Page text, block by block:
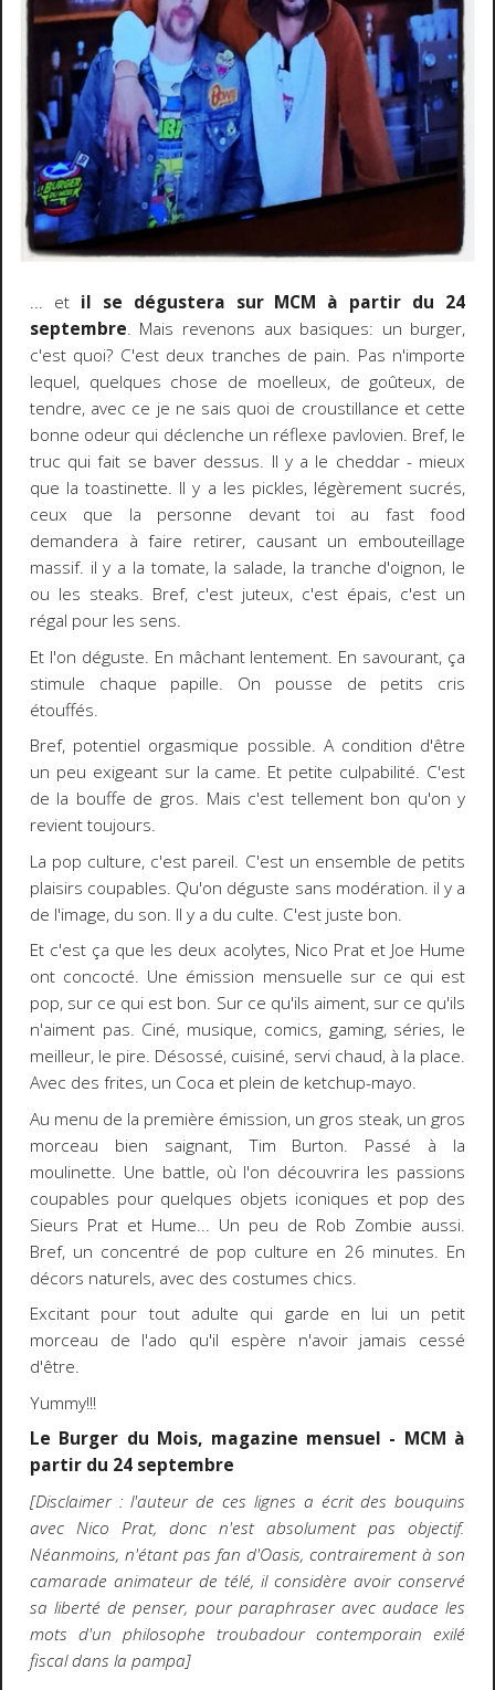
... et il se dégustera sur MCM à partir du 24
septembre. Mais revenons aux basiques: un burger,
c'est quoi? C'est deux tranches de pain. Pas n'importe
lequel, quelques chose de moelleux, de goûteux, de
tendre, avec ce je ne sais quoi de croustillance et cette
bonne odeur qui déclenche un réflexe pavlovien. Bref, le
truc qui fait se baver dessus. Il y a le cheddar - mieux
que la toastinette. Il y a les pickles, légèrement sucrés,
ceux que la personne devant toi au fast food
demandera à faire retirer, causant un embouteillage
massif. il y a la tomate, la salade, la tranche d'oignon, le
ou les steaks. Bref, c'est juteux, c'est épais, c'est un
régal pour les sens.
Et l'on déguste. En mâchant lentement. En savourant, ça
stimule chaque papille. On pousse de petits cris
étouffés.
Bref, potentiel orgasmique possible. A condition d'être
un peu exigeant sur la came. Et petite culpabilité. C'est
de la bouffe de gros. Mais c'est tellement bon qu'on y
revient toujours.
La pop culture, c'est pareil. C'est un ensemble de petits
plaisirs coupables. Qu'on déguste sans modération. il y a
de l'image, du son. Il y a du culte. C'est juste bon.
Et c'est ça que les deux acolytes, Nico Prat et Joe Hume
ont concocté. Une émission mensuelle sur ce qui est
pop, sur ce qui est bon. Sur ce qu'ils aiment, sur ce qu'ils
n'aiment pas. Ciné, musique, comics, gaming, séries, le
meilleur, le pire. Désossé, cuisiné, servi chaud, à la place.
Avec des frites, un Coca et plein de ketchup-mayo.
Au menu de la première émission, un gros steak, un gros
morceau bien saignant, Tim Burton. Passé à la
moulinette. Une battle, où l'on découvrira les passions
coupables pour quelques objets iconiques et pop des
Sieurs Prat et Hume... Un peu de Rob Zombie aussi.
Bref, un concentré de pop culture en 26 minutes. En
décors naturels, avec des costumes chics.
Excitant pour tout adulte qui garde en lui un petit
morceau de l'ado qu'il espère n'avoir jamais cessé
d'être.
Yummy!!!
Le Burger du Mois, magazine mensuel - MCM à
partir du 24 septembre
[Disclaimer : l'auteur de ces lignes a écrit des bouquins
avec Nico Prat, donc n'est absolument pas objectif.
Néanmoins, n'étant pas fan d'Oasis, contrairement à son
camarade animateur de télé, il considère avoir conservé
sa liberté de penser, pour paraphraser avec audace les
mots d'un philosophe troubadour contemporain exilé
fiscal dans la pampa]